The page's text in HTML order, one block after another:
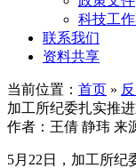
科技工
联系我们
资料共享
当前位置： 首页 »
加工所纪委扎实推
作者：王倩 静玮 来
5月22日，加工所纪